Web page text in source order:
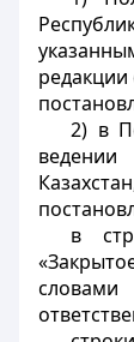
редакции
2) в
ведении
в